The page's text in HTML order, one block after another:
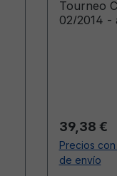
Tourneo
02/2014 -
Precio
39,38 €
Precios
de envío